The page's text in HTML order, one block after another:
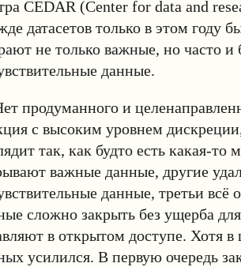
CEDAR (Center for data and
датасетов только в этом году
не только важные, но часто и
данные.
продуманного и
с высоким уровнем
так, как будто есть какая-то
важные данные, другие
данные, третьи всё
сложно закрыть без ущерба
в открытом доступе. Хотя
усилился. В первую очередь